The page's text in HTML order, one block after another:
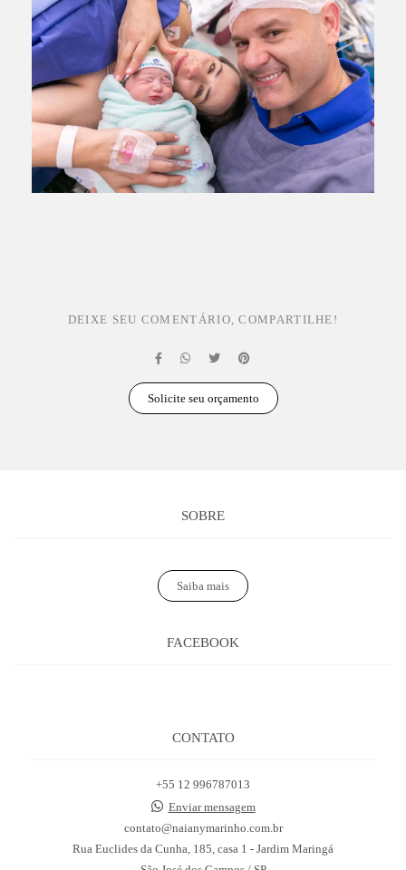
DEIXE SEU COMENTÁRIO, COMPARTILHE!
Solicite seu orçamento
SOBRE
Saiba mais
FACEBOOK
CONTATO
+55 12 996787013
Enviar mensagem
contato@naianymarinho.com.br
Rua Euclides da Cunha, 185, casa 1 - Jardim Maringá